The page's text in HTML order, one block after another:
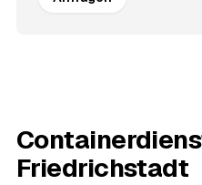
Friedrichstadt